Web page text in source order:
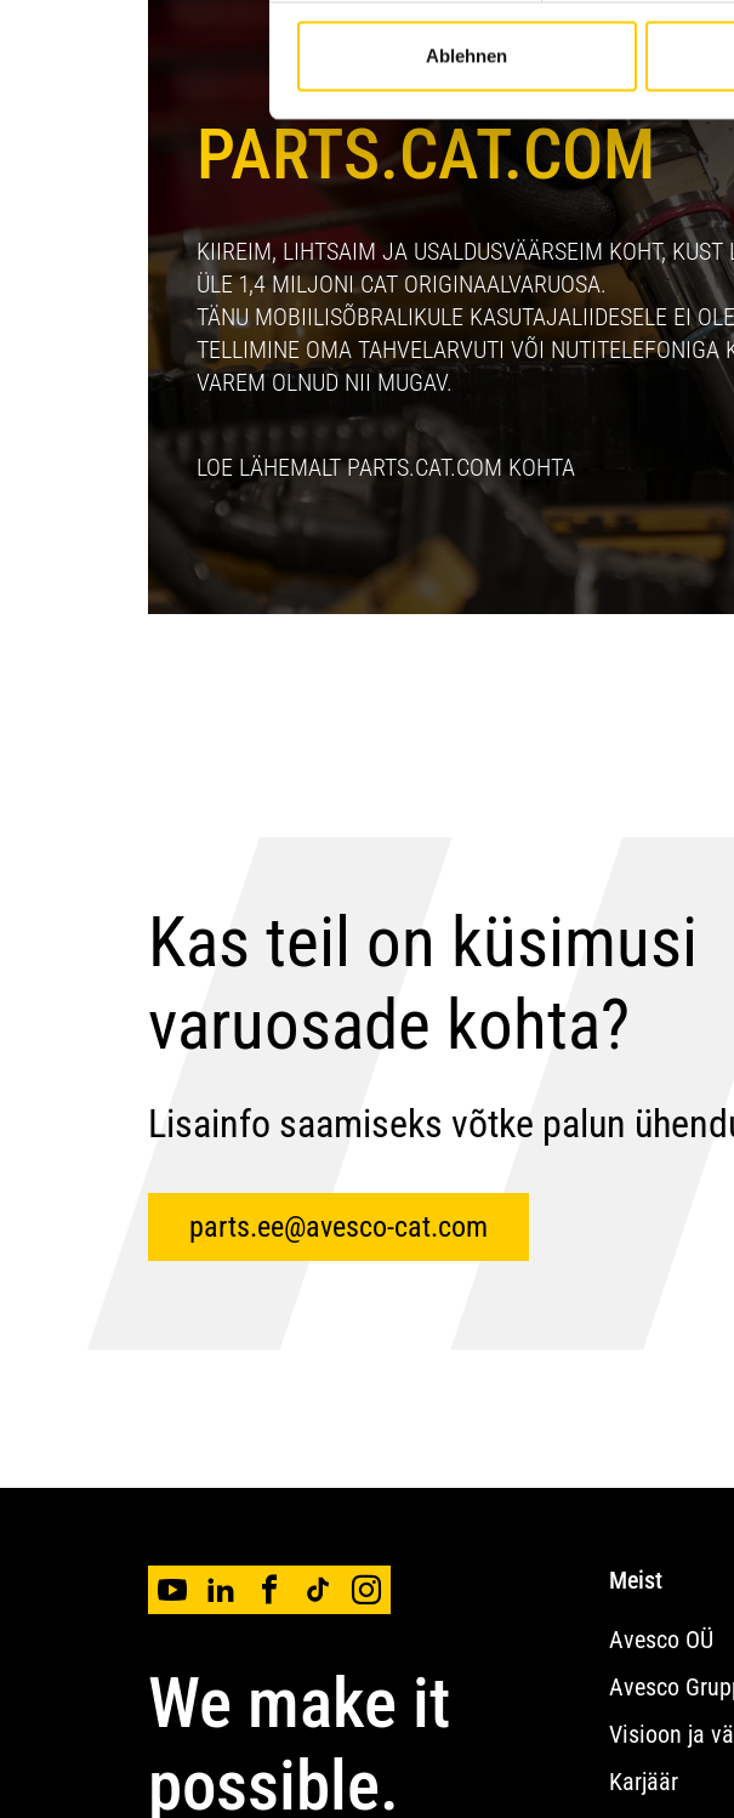
Ablehnen
PARTS.CAT.COM
KIIREIM, LIHTSAIM JA USALDUSVÄÄRSEIM KOHT, KUST
ÜLE 1,4 MILJONI CAT ORIGINAALVARUOSA.
TÄNU MOBIILISÕBRALIKULE KASUTAJALIIDESELE EI OLE
TELLIMINE OMA TAHVELARVUTI VÕI NUTITELEFONIGA
VAREM OLNUD NII MUGAV.
LOE LÄHEMALT PARTS.CAT.COM KOHTA
Kas teil on küsimusi
varuosade kohta?
Lisainfo saamiseks võtke palun
parts.ee@avesco-cat.com
We make it
possible.
Meist
Avesco OÜ
Avesco
Visioon ja
Karjäär